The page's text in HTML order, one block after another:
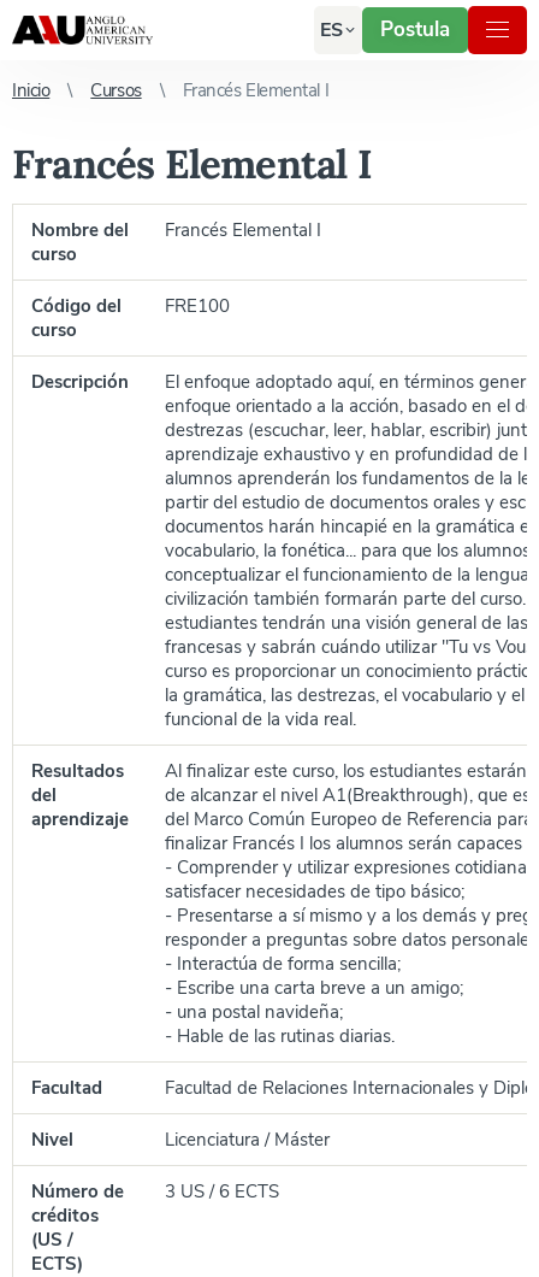
ES Postula
Inicio Cursos Francés Elemental I
Francés Elemental I
Nombre del
curso
Francés Elemental I
Código del
curso
FRE100
Descripción
El enfoque adoptado aquí, en términos
enfoque orientado a la acción, basado en el
destrezas (escuchar, leer, hablar, escribir)
aprendizaje exhaustivo y en profundidad de
alumnos aprenderán los fundamentos de la
partir del estudio de documentos orales y
documentos harán hincapié en la gramática
vocabulario, la fonética... para que los alumnos
conceptualizar el funcionamiento de la lengua.
civilización también formarán parte del curso.
estudiantes tendrán una visión general de las
francesas y sabrán cuándo utilizar "Tu vs
curso es proporcionar un conocimiento
la gramática, las destrezas, el vocabulario y el
funcional de la vida real.
Resultados
del
aprendizaje
Al finalizar este curso, los estudiantes estarán
de alcanzar el nivel A1(Breakthrough), que es
del Marco Común Europeo de Referencia para
finalizar Francés I los alumnos serán capaces
- Comprender y utilizar expresiones
satisfacer necesidades de tipo básico;
- Presentarse a sí mismo y a los demás y
responder a preguntas sobre datos
- Interactúa de forma sencilla;
- Escribe una carta breve a un amigo;
- una postal navideña;
- Hable de las rutinas diarias.
Facultad Facultad de Relaciones Internacionales y
Nivel Licenciatura / Máster
Número de
créditos
(US /
ECTS)
3 US / 6 ECTS